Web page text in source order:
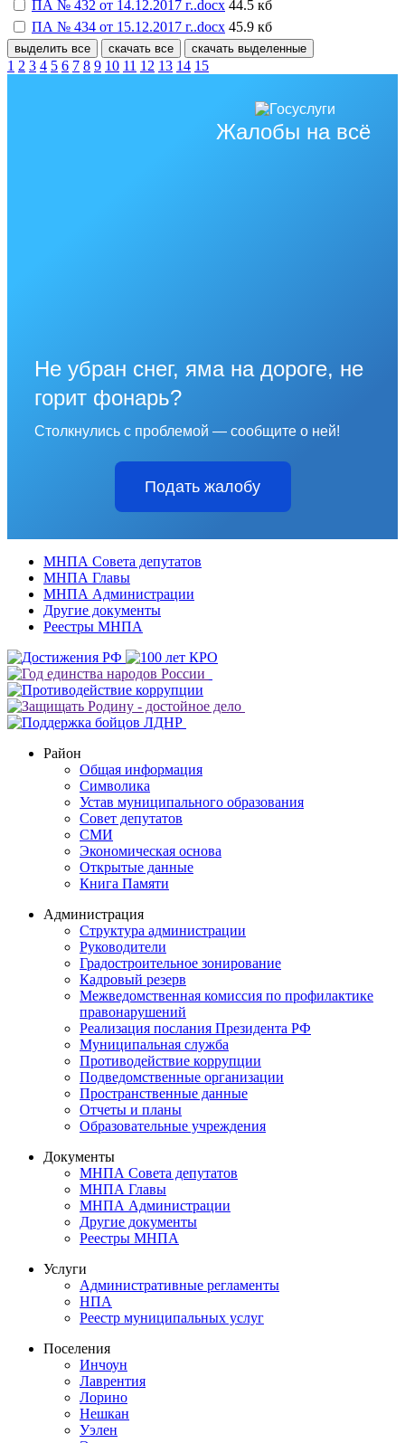
ПА № 432 от 14.12.2017 г..docx 44.5 кб
ПА № 434 от 15.12.2017 г..docx 45.9 кб
выделить все скачать все скачать выделенные
1 2 3 4 5 6 7 8 9 10 11 12 13 14 15
Жалобы на всё
Не убран снег, яма на дороге, не
горит фонарь?
Столкнулись с проблемой — сообщите о ней!
Подать жалобу
МНПА Совета депутатов
МНПА Главы
МНПА Администрации
Другие документы
Реестры МНПА
Район
Общая информация
Символика
Устав муниципального образования
Совет депутатов
СМИ
Экономическая основа
Открытые данные
Книга Памяти
Администрация
Структура администрации
Руководители
Градостроительное зонирование
Кадровый резерв
Межведомственная комиссия по профилактике
правонарушений
Реализация послания Президента РФ
Муниципальная служба
Противодействие коррупции
Подведомственные организации
Пространственные данные
Отчеты и планы
Образовательные учреждения
Документы
МНПА Совета депутатов
МНПА Главы
МНПА Администрации
Другие документы
Реестры МНПА
Услуги
Административные регламенты
НПА
Реестр муниципальных услуг
Поселения
Инчоун
Лаврентия
Лорино
Нешкан
Уэлен